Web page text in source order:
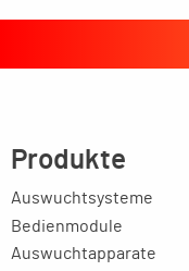
Produkte
Auswuchtsysteme
Bedienmodule
Auswuchtapparate